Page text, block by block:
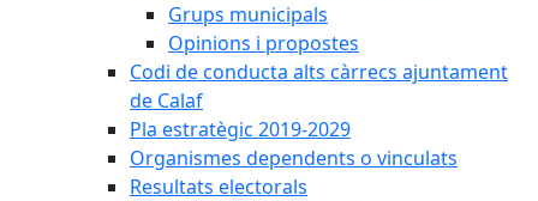
Grups municipals
Opinions i propostes
Codi de conducta alts càrrecs ajuntament
de Calaf
Pla estratègic 2019-2029
Organismes dependents o vinculats
Resultats electorals